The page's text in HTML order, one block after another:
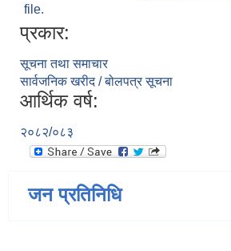
file.
प्रकार:
सूचना तथा समाचार
सार्वजनिक खरीद / बोलपत्र सूचना
आर्थिक वर्ष:
२०८२/०८३
जन प्रतिनिधि